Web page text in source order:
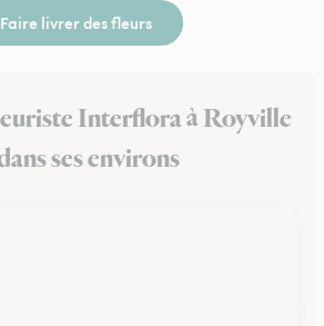
Faire livrer des fleurs
Interflora à Royville
ses environs